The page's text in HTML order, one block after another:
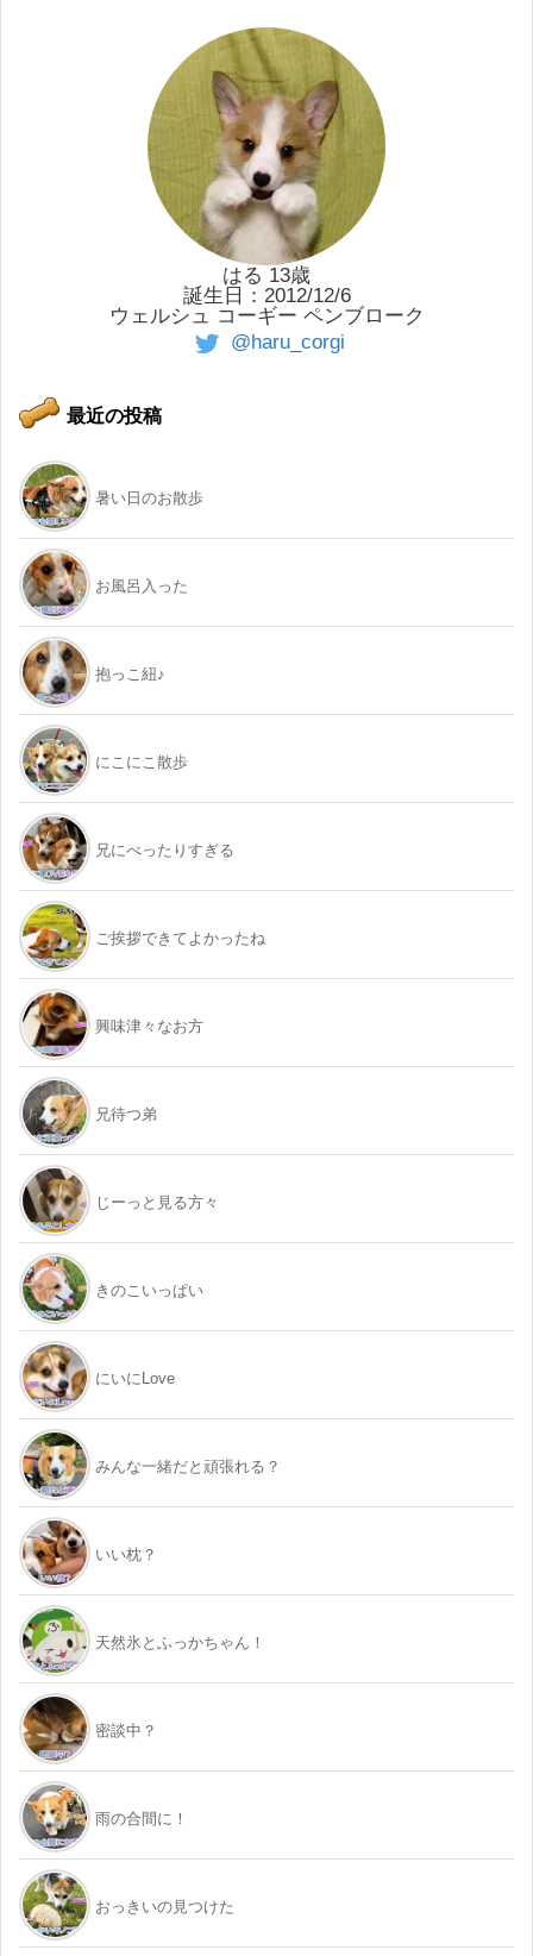
はる 13歳
誕生日：2012/12/6
ウェルシュ コーギー ペンブローク
@haru_corgi
最近の投稿
暑い日のお散歩
お風呂入った
抱っこ紐♪
にこにこ散歩
兄にべったりすぎる
ご挨拶できてよかったね
興味津々なお方
兄待つ弟
じーっと見る方々
きのこいっぱい
にいにLove
みんな一緒だと頑張れる？
いい枕？
天然氷とふっかちゃん！
密談中？
雨の合間に！
おっきいの見つけた